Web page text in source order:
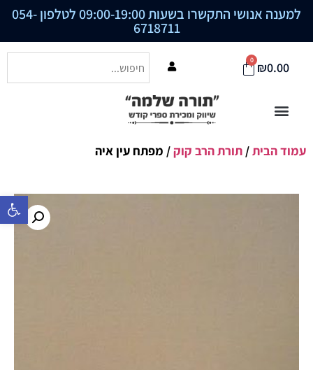
פתח סרגל
למענה אנושי התקשרו בשעות 09:00-19:00 לטלפון 054-
6718711
₪0.00
0
עמוד הבית/ תורת הרב קוק/ מפתח עין איה